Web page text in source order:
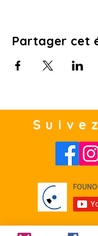
Partager cet